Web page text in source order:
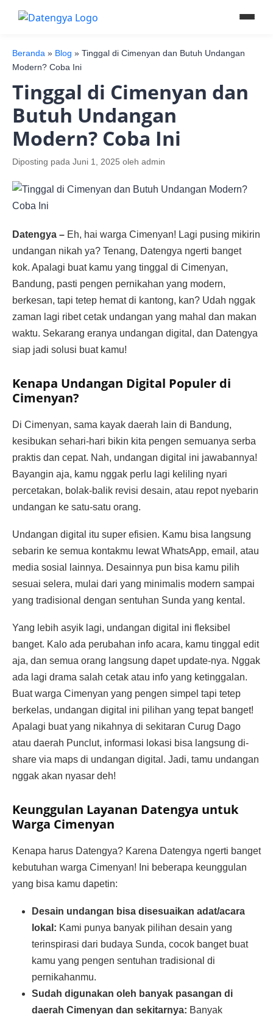
Beranda » Blog » Tinggal di Cimenyan dan Butuh Undangan
Modern? Coba Ini
Tinggal di Cimenyan dan
Butuh Undangan
Modern? Coba Ini
Diposting pada Juni 1, 2025 oleh admin
Datengya – Eh, hai warga Cimenyan! Lagi pusing mikirin
undangan nikah ya? Tenang, Datengya ngerti banget
kok. Apalagi buat kamu yang tinggal di Cimenyan,
Bandung, pasti pengen pernikahan yang modern,
berkesan, tapi tetep hemat di kantong, kan? Udah nggak
zaman lagi ribet cetak undangan yang mahal dan makan
waktu. Sekarang eranya undangan digital, dan Datengya
siap jadi solusi buat kamu!
Kenapa Undangan Digital Populer di
Cimenyan?
Di Cimenyan, sama kayak daerah lain di Bandung,
kesibukan sehari-hari bikin kita pengen semuanya serba
praktis dan cepat. Nah, undangan digital ini jawabannya!
Bayangin aja, kamu nggak perlu lagi keliling nyari
percetakan, bolak-balik revisi desain, atau repot nyebarin
undangan ke satu-satu orang.
Undangan digital itu super efisien. Kamu bisa langsung
sebarin ke semua kontakmu lewat WhatsApp, email, atau
media sosial lainnya. Desainnya pun bisa kamu pilih
sesuai selera, mulai dari yang minimalis modern sampai
yang tradisional dengan sentuhan Sunda yang kental.
Yang lebih asyik lagi, undangan digital ini fleksibel
banget. Kalo ada perubahan info acara, kamu tinggal edit
aja, dan semua orang langsung dapet update-nya. Nggak
ada lagi drama salah cetak atau info yang ketinggalan.
Buat warga Cimenyan yang pengen simpel tapi tetep
berkelas, undangan digital ini pilihan yang tepat banget!
Apalagi buat yang nikahnya di sekitaran Curug Dago
atau daerah Punclut, informasi lokasi bisa langsung di-
share via maps di undangan digital. Jadi, tamu undangan
nggak akan nyasar deh!
Keunggulan Layanan Datengya untuk
Warga Cimenyan
Kenapa harus Datengya? Karena Datengya ngerti banget
kebutuhan warga Cimenyan! Ini beberapa keunggulan
yang bisa kamu dapetin:
Desain undangan bisa disesuaikan adat/acara
lokal: Kami punya banyak pilihan desain yang
terinspirasi dari budaya Sunda, cocok banget buat
kamu yang pengen sentuhan tradisional di
pernikahanmu.
Sudah digunakan oleh banyak pasangan di
daerah Cimenyan dan sekitarnya: Banyak